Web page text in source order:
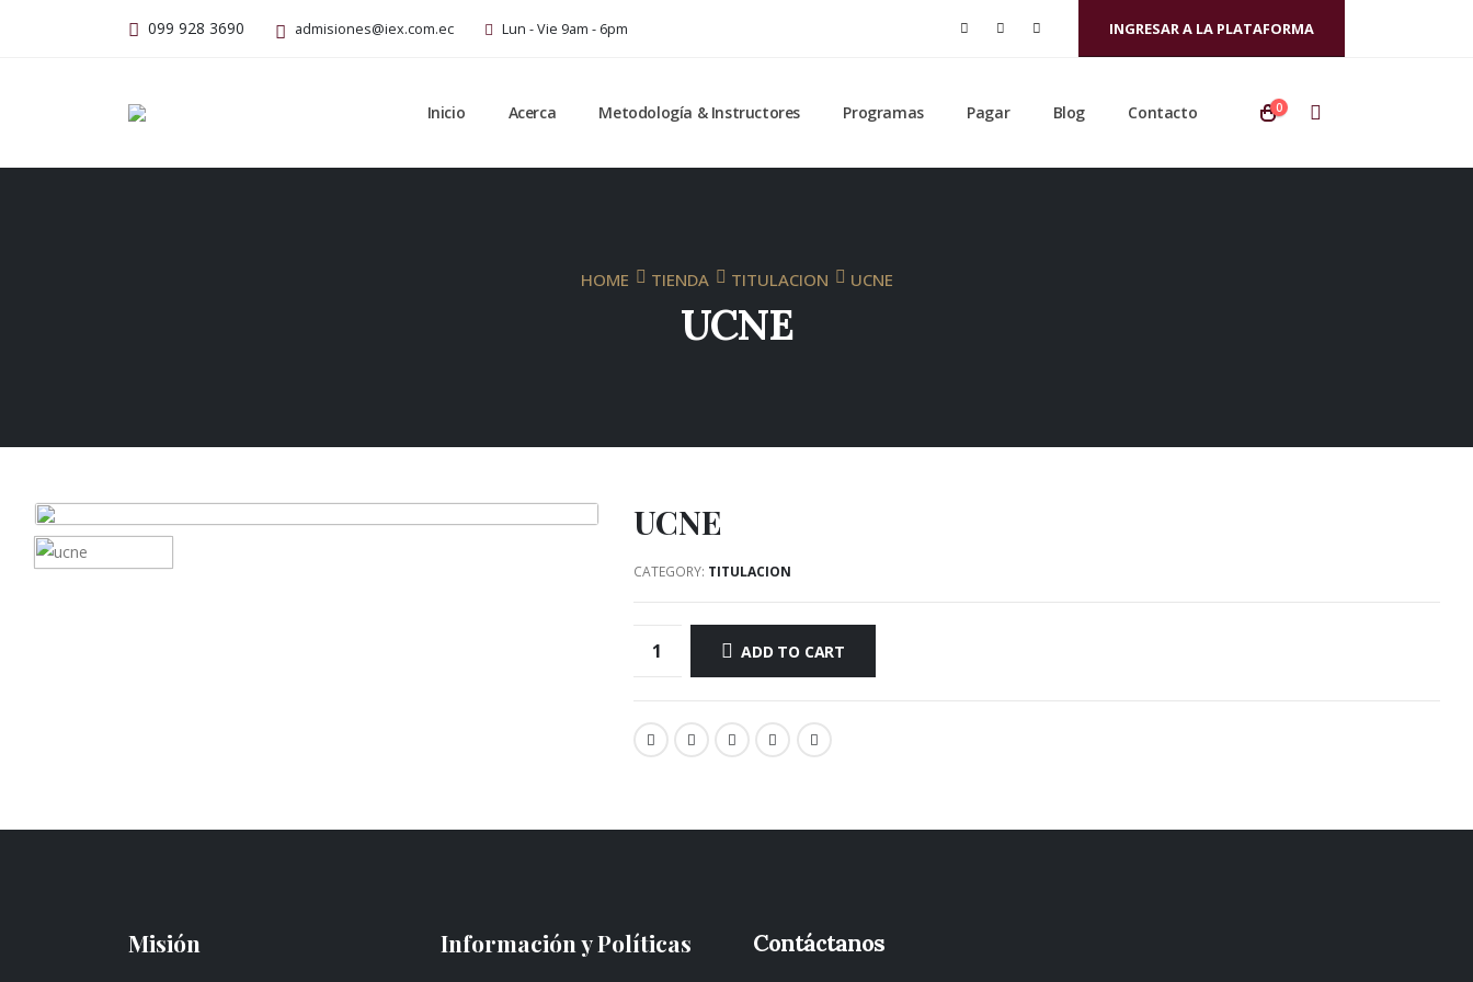
099 928 3690 admisiones@iex.com.ec Lun - Vie 9am - 6pm INGRESAR A LA PLATAFORMA
Inicio Acerca Metodología & Instructores Programas Pagar Blog Contacto 0
HOME TIENDA TITULACION UCNE
UCNE
UCNE
CATEGORY: TITULACION
ADD TO CART
Misión Información y Políticas Contáctanos